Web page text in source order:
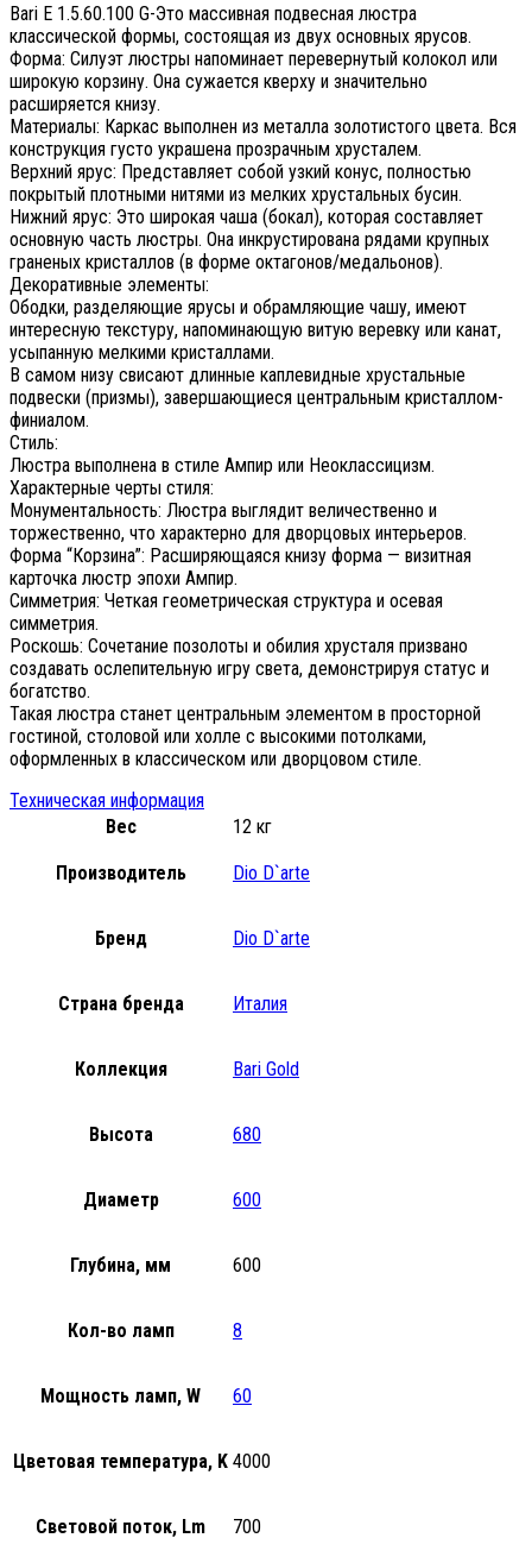
Bari E 1.5.60.100 G-Это массивная подвесная люстра
классической формы, состоящая из двух основных ярусов.
Форма: Силуэт люстры напоминает перевернутый колокол или
широкую корзину. Она сужается кверху и значительно
расширяется книзу.
Материалы: Каркас выполнен из металла золотистого цвета. Вся
конструкция густо украшена прозрачным хрусталем.
Верхний ярус: Представляет собой узкий конус, полностью
покрытый плотными нитями из мелких хрустальных бусин.
Нижний ярус: Это широкая чаша (бокал), которая составляет
основную часть люстры. Она инкрустирована рядами крупных
граненых кристаллов (в форме октагонов/медальонов).
Декоративные элементы:
Ободки, разделяющие ярусы и обрамляющие чашу, имеют
интересную текстуру, напоминающую витую веревку или канат,
усыпанную мелкими кристаллами.
В самом низу свисают длинные каплевидные хрустальные
подвески (призмы), завершающиеся центральным кристаллом-
финиалом.
Стиль:
Люстра выполнена в стиле Ампир или Неоклассицизм.
Характерные черты стиля:
Монументальность: Люстра выглядит величественно и
торжественно, что характерно для дворцовых интерьеров.
Форма “Корзина”: Расширяющаяся книзу форма — визитная
карточка люстр эпохи Ампир.
Симметрия: Четкая геометрическая структура и осевая
симметрия.
Роскошь: Сочетание позолоты и обилия хрусталя призвано
создавать ослепительную игру света, демонстрируя статус и
богатство.
Такая люстра станет центральным элементом в просторной
гостиной, столовой или холле с высокими потолками,
оформленных в классическом или дворцовом стиле.
Техническая информация
Вес
12 кг
Производитель Dio D`arte
Бренд Dio D`arte
Страна бренда Италия
Коллекция Bari Gold
Высота 680
Диаметр 600
Глубина, мм 600
Кол-во ламп 8
Мощность ламп, W 60
Цветовая температура, K 4000
Световой поток, Lm 700